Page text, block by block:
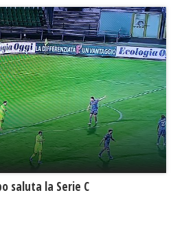
saluta la Serie C